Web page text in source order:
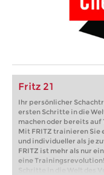
Fritz 21
Ihr persönlicher
ersten Schritte in die
machen oder bereits
Mit FRITZ trainieren
und individueller als je
FRITZ ist mehr als nur
eine
Schritte in die Welt des